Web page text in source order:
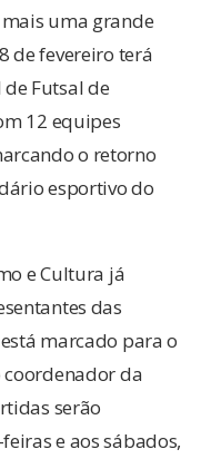
uma grande
de fevereiro terá
Futsal de
12 equipes
o retorno
esportivo do
e Cultura já
das
marcado para o
coordenador da
serão
e aos sábados,